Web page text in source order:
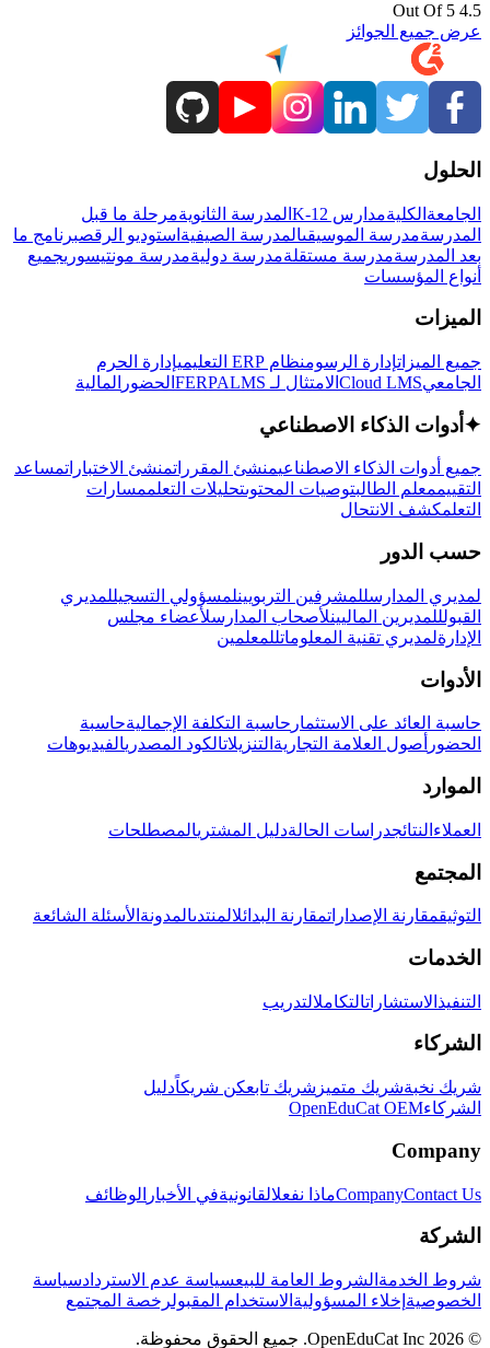
4.5 Out Of 5
عرض جميع الجوائز
الحلول
الجامعة الكليةمدارس K-12 المدرسة الثانويةمرحلة ما قبل
المدرسةمدرسة الموسيقىالمدرسة الصيفية استوديو الرقصبرنامج ما
بعد المدرسةمدرسة مستقلةمدرسة دوليةمدرسة مونتيسوريجميع
أنواع المؤسسات
الميزات
جميع الميزاتإدارة الرسومنظام ERP التعليمي
إدارة الحرم
الجامعيCloud LMS الامتثال لـ FERPA LMS الحضور المالية
✦ أدوات الذكاء الاصطناعي
جميع أدوات الذكاء الاصطناعيمنشئ المقرراتمنشئ الاختباراتمساعد
التقييممعلم الطالبتوصيات المحتوىتحليلات التعلممسارات
التعلمكشف الانتحال
حسب الدور
لمديري المدارسللمشرفين التربويينلمسؤولي التسجيللمديري
القبولللمديرين الماليينلأصحاب المدارسلأعضاء مجلس
الإدارةلمديري تقنية المعلوماتللمعلمين
الأدوات
حاسبة العائد على الاستثمار حاسبة التكلفة الإجماليةحاسبة
الحضور أصول العلامة التجارية التنزيلاتالكود المصدريالفيديوهات
الموارد
العملاء النتائجدراسات الحالةدليل المشتريالمصطلحات
المجتمع
التوثيقمقارنة الإصداراتمقارنة البدائلالمنتدىالمدونة الأسئلة الشائعة
الخدمات
التنفيذ الاستشاراتالتكاملالتدريب
الشركاء
شريك نخبةشريك متميز شريك تابعكن شريكاًدليل
الشركاءOpenEduCat OEM
Company
CompanyContact Us ماذا نفعلالقانونيةفي الأخبار الوظائف
الشركة
شروط الخدمة الشروط العامة للبيعسياسة عدم الاستردادسياسة
الخصوصية إخلاء المسؤولية الاستخدام المقبولرخصة المجتمع
© 2026 OpenEduCat Inc. جميع الحقوق محفوظة.